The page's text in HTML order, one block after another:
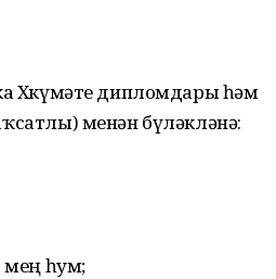
Хөкүмәте дипломдары һәм
менән бүләкләнә:
мең һум;